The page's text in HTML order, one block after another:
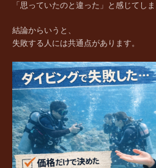
「思っていたのと違った」と感じてしま
結論からいうと、
失敗する人には共通点があります。